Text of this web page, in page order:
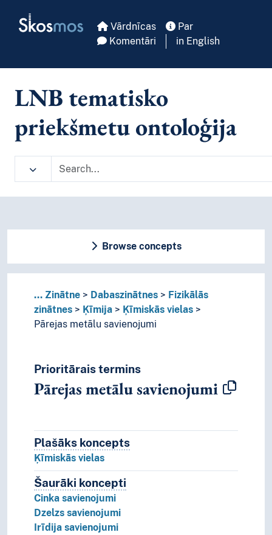
Skosmos Vārdnīcas
Par
Komentāri
in English
LNB tematisko
priekšmetu ontoloģija
Browse concepts
... Zinātne Dabaszinātnes
Fizikālās
zinātnes
Ķīmija
Ķīmiskās vielas
Pārejas metālu savienojumi
Prioritārais termins
Pārejas metālu savienojumi
Plašāks konceptsPlašāks koncepts
Ķīmiskās vielas
Šaurāki koncepti
Cinka savienojumi
Dzelzs savienojumi
Irīdija savienojumi